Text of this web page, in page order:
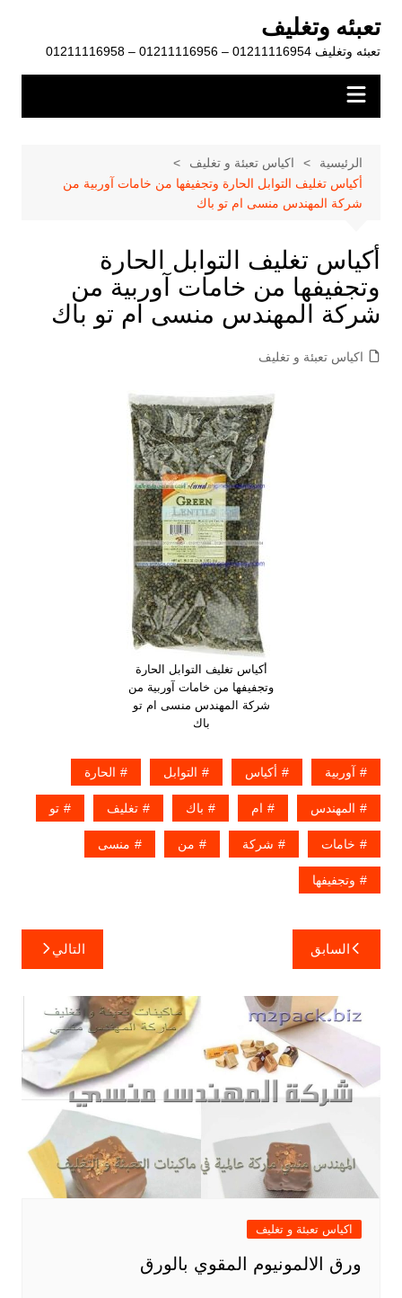
المحتوى
تعبئه وتغليف
تعبئه وتغليف 01211116954 – 01211116956 – 01211116958
الرئيسية
اكياس تعبئة و تغليف
أكياس تغليف التوابل الحارة وتجفيفها من خامات آوربية من
شركة المهندس منسى ام تو باك
أكياس تغليف التوابل الحارة
وتجفيفها من خامات آوربية من
شركة المهندس منسى ام تو باك
اكياس تعبئة و تغليف
أكياس تغليف التوابل الحارة
وتجفيفها من خامات آوربية من
شركة المهندس منسى ام تو
باك
آوربية أكياس التوابل الحارة
المهندس ام باك تغليف تو
خامات شركة من منسى
وتجفيفها
تصفّح
المقالات
السابق التالي
اكياس تعبئة و تغليف
ورق الالمونيوم المقوي بالورق